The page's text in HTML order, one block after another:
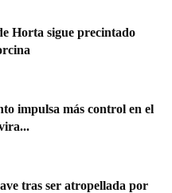
Horta sigue precintado
impulsa más control en el
tras ser atropellada por